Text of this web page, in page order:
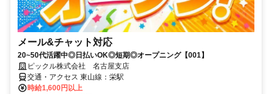
メール&チャット対応
20~50代活躍中◎日払いOK◎短期◎オープニング【001】
ピックル株式会社 名古屋支店
交通・アクセス 東山線：栄駅
時給1,600円以上